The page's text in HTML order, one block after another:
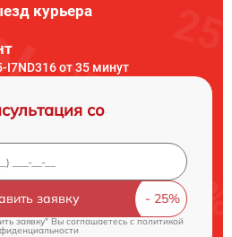
курьера
I7ND316 от 35 минут
со
заявку
заявку" Вы соглашаетесь cполитикой